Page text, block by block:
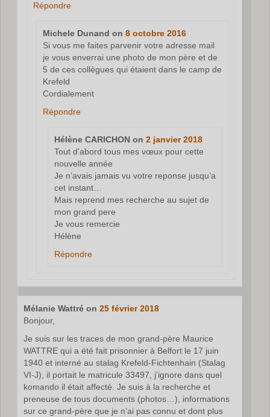
Répondre
Michele Dunand on8 octobre 2016
Si vous me faites parvenir votre adresse mail
je vous enverrai une photo de mon père et de
5 de ces collègues qui étaient dans le camp de
Krefeld
Cordialement
Répondre
Hélène CARICHON on 2 janvier 2018
Tout d’abord tous mes vœux pour cette
nouvelle année
Je n’avais jamais vu votre reponse jusqu’a
cet instant…
Mais reprend mes recherche au sujet de
mon grand pere
Je vous remercie
Hélène
Répondre
Mélanie Wattré on25 février 2018
Bonjour,
Je suis sur les traces de mon grand-père Maurice
WATTRE qui a été fait prisonnier à Belfort le 17 juin
1940 et interné au stalag Krefeld-Fichtenhain (Stalag
VI-J), il portait le matricule 33497, j’ignore dans quel
komando il était affecté. Je suis à la recherche et
preneuse de tous documents (photos…), informations
sur ce grand-père que je n’ai pas connu et dont plus